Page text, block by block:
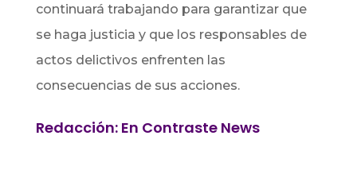
continuará trabajando para garantizar que
se haga justicia y que los responsables de
actos delictivos enfrenten las
consecuencias de sus acciones.
Redacción: En Contraste News